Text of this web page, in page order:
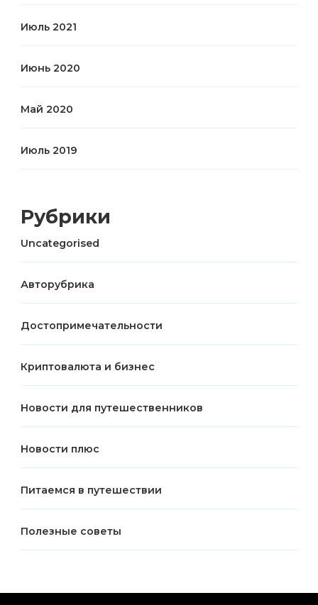
Июль 2021
Июнь 2020
Май 2020
Июль 2019
Рубрики
Uncategorised
Авторубрика
Достопримечательности
Криптовалюта и бизнес
Новости для путешественников
Новости плюс
Питаемся в путешествии
Полезные советы